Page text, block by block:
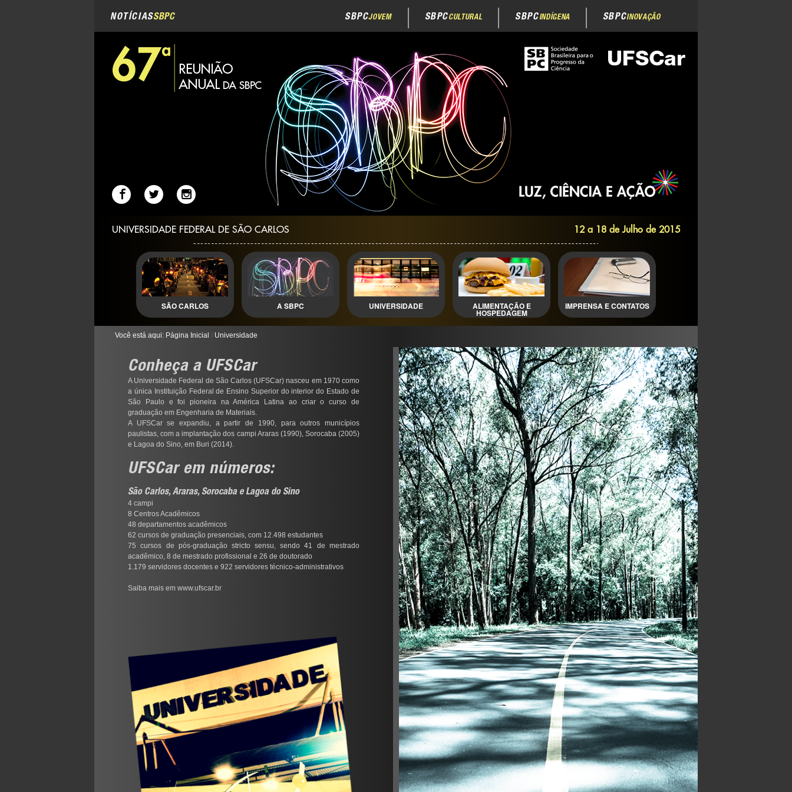
NOTÍCIASSBPC SBPCJOVEM SBPCCULTURAL SBPCINDÍGENA SBPCINOVAÇÃO
UNIVERSIDADE FEDERAL DE SÃO CARLOS 12 a 18 de Julho de 2015
SÃO CARLOS A SBPC UNIVERSIDADE ALIMENTAÇÃO E
HOSPEDAGEM
IMPRENSA E CONTATOS
Você está aqui: Página Inicial / Universidade
Conheça a UFSCar
A Universidade Federal de São Carlos (UFSCar) nasceu em 1970 como
a única Instituição Federal de Ensino Superior do interior do Estado de
São Paulo e foi pioneira na América Latina ao criar o curso de
graduação em Engenharia de Materiais.
A UFSCar se expandiu, a partir de 1990, para outros municípios
paulistas, com a implantação dos campi Araras (1990), Sorocaba (2005)
e Lagoa do Sino, em Buri (2014).
UFSCar em números:
São Carlos, Araras, Sorocaba e Lagoa do Sino
4 campi
8 Centros Acadêmicos
48 departamentos acadêmicos
62 cursos de graduação presenciais, com 12.498 estudantes
75 cursos de pós-graduação stricto sensu, sendo 41 de mestrado
acadêmico, 8 de mestrado profissional e 26 de doutorado
1.179 servidores docentes e 922 servidores técnico-administrativos
Saiba mais em www.ufscar.br